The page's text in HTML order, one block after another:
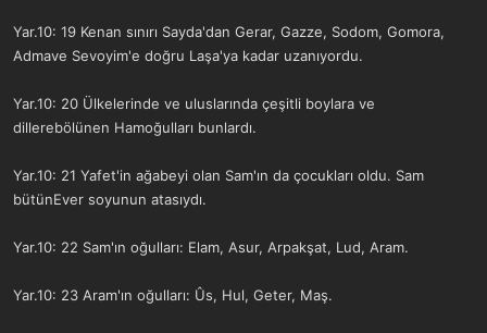
Yar.10: 19 Kenan sınırı Sayda'dan Gerar, Gazze, Sodom, Gomora,
Admave Sevoyim'e doğru Laşa'ya kadar uzanıyordu.
Yar.10: 20 Ülkelerinde ve uluslarında çeşitli boylara ve
dillerebölünen Hamoğulları bunlardı.
Yar.10: 21 Yafet'in ağabeyi olan Sam'ın da çocukları oldu. Sam
bütünEver soyunun atasıydı.
Yar.10: 22 Sam'ın oğulları: Elam, Asur, Arpakşat, Lud, Aram.
Yar.10: 23 Aram'ın oğulları: Ûs, Hul, Geter, Maş.